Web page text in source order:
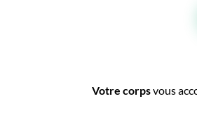
Votre corpsvous